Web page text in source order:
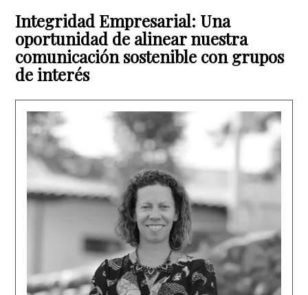
Integridad Empresarial: Una
oportunidad de alinear nuestra
comunicación sostenible con grupos
de interés